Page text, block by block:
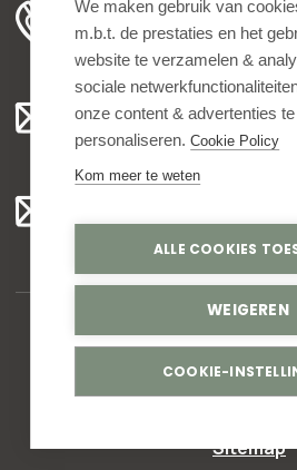
+31 78 204 90 50
ma t/m vr 8.00 - 16.30 uur
Algemeen:
info@bedankjes.nl
© Copyright 2026,Bedankjes.nl
Sitemap
We maken gebruik van
m.b.t. de prestaties en het
website te verzamelen &
sociale
onze content & advertenties
personaliseren.Cookie Policy
Kom meer te weten
ALLE COOKIES
WEIGEREN
COOKIE-